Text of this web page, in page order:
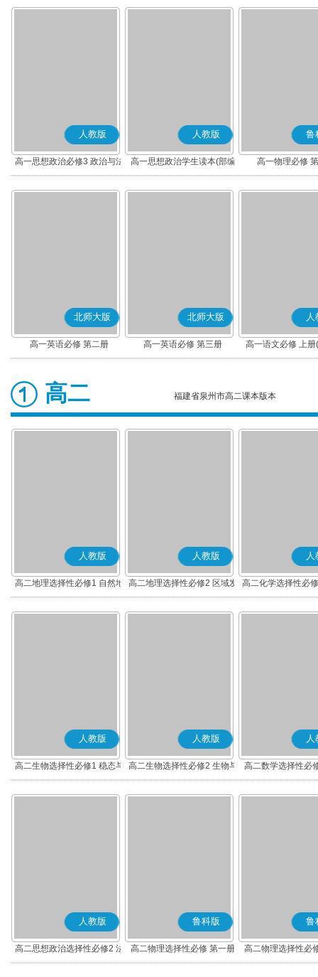
人教版
高一思想政治必修3 政治与法
治(部编版)
人教版
高一思想政治学生读本(部编
版)
鲁
高一物理必修
北师大版
高一英语必修 第二册
北师大版
高一英语必修 第三册
人
高一语文必修 上
高二 福建省泉州市高二课本版本
人教版
高二地理选择性必修1 自然地
理基础
人教版
高二地理选择性必修2 区域发
展
人
高二化学选择性必
应原理
人教版
高二生物选择性必修1 稳态与
调节
人教版
高二生物选择性必修2 生物与
环境
人
高二数学选择性必
(A版)
人教版
高二思想政治选择性必修2 法
律与生活(部编版)
鲁科版
高二物理选择性必修 第一册
鲁
高二物理选择性必